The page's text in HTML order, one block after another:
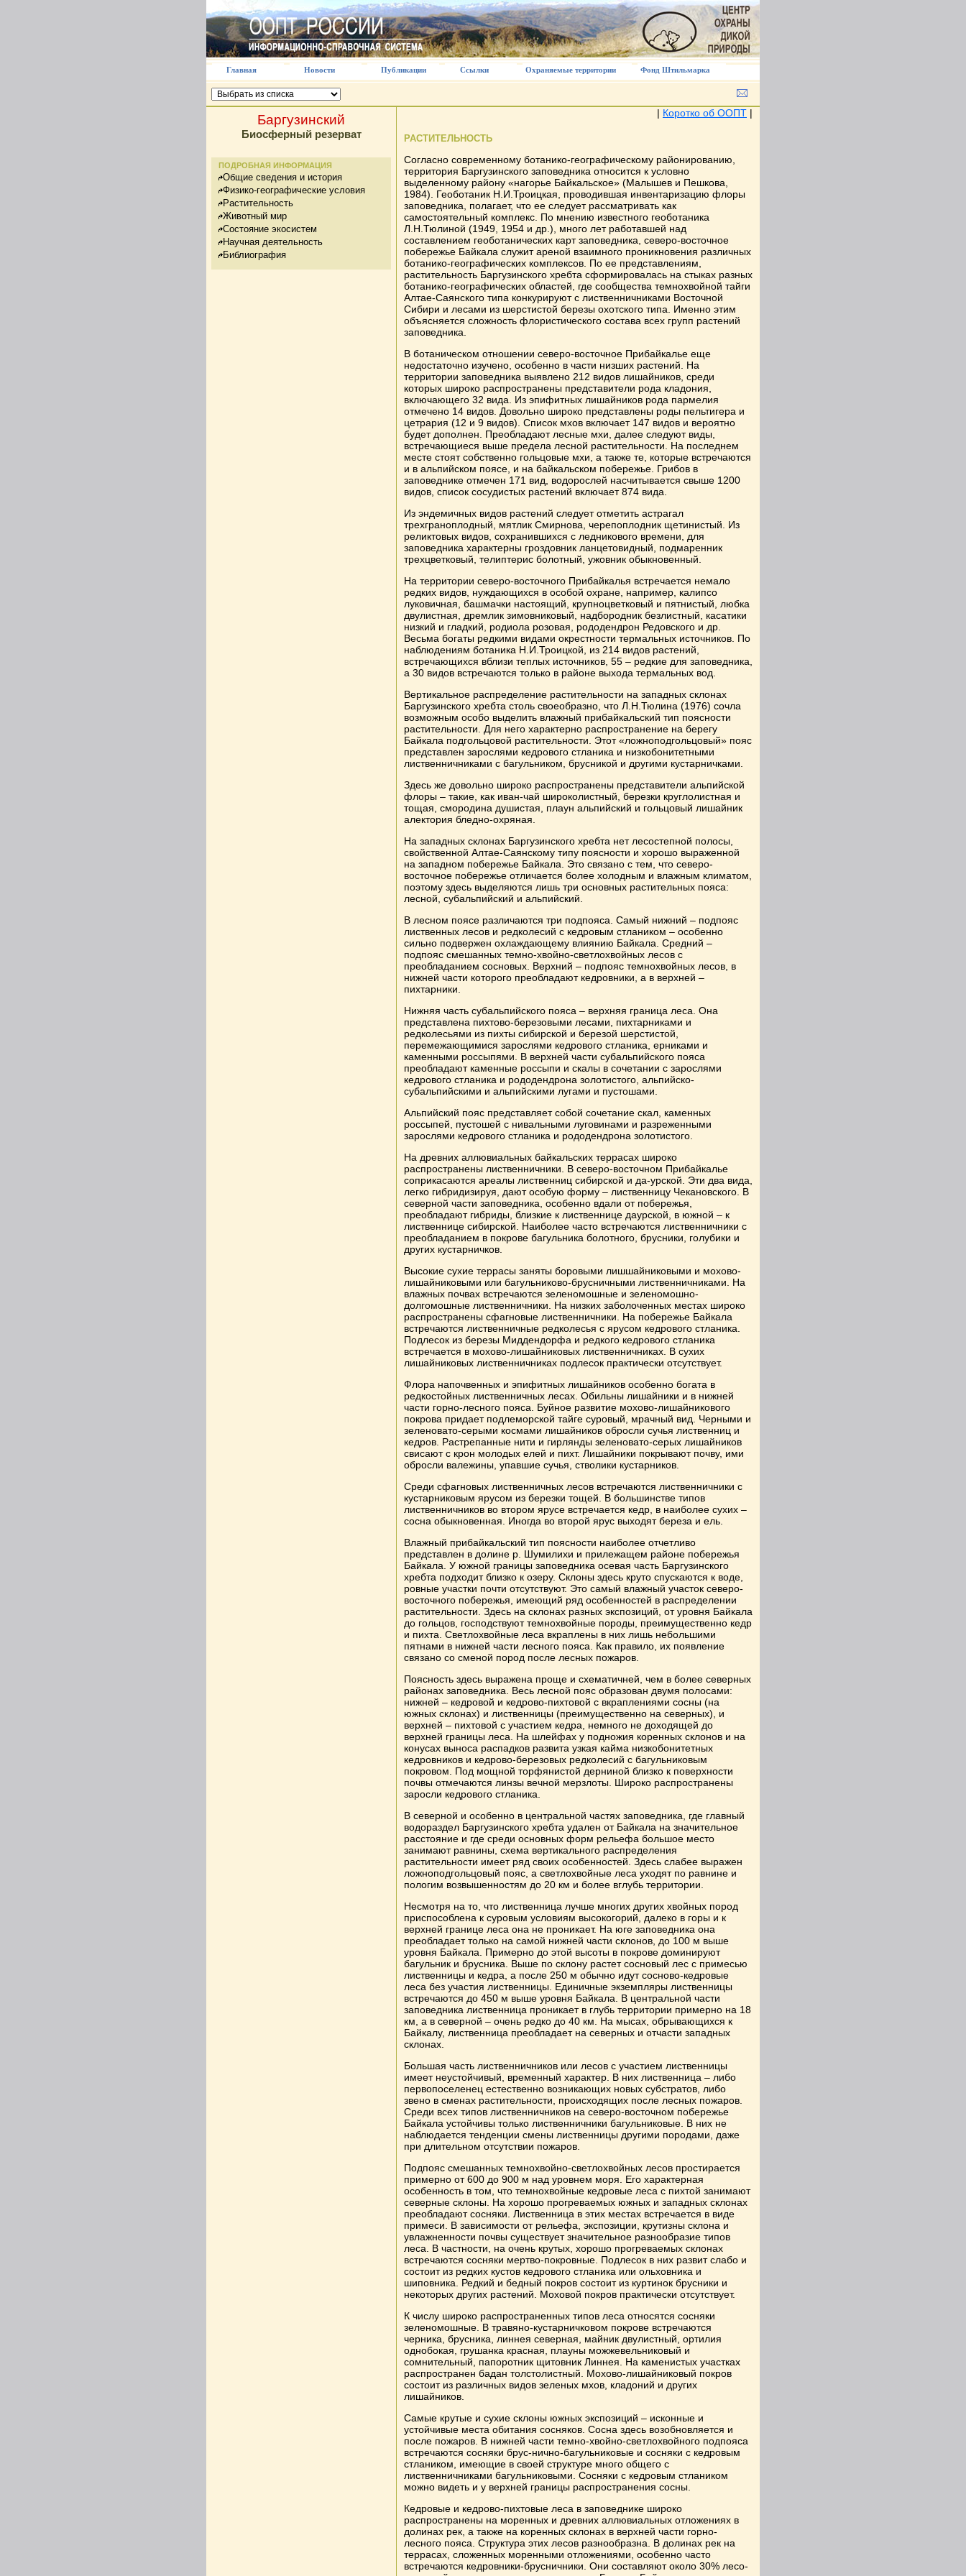
Главная Новости Публикации Ссылки Охраняемые территории Фонд Штильмарка
Баргузинский
Биосферный резерват
ПОДРОБНАЯ ИНФОРМАЦИЯ
Общие сведения и история
Физико-географические условия
Растительность
Животный мир
Состояние экосистем
Научная деятельность
Библиография
| Коротко об ООПТ |
РАСТИТЕЛЬНОСТЬ
Согласно современному ботанико-географическому районированию,
территория Баргузинского заповедника относится к условно
выделенному району «нагорье Байкальское» (Малышев и Пешкова,
1984). Геоботаник Н.И.Троицкая, проводившая инвентаризацию флоры
заповедника, полагает, что ее следует рассматривать как
самостоятельный комплекс. По мнению известного геоботаника
Л.Н.Тюлиной (1949, 1954 и др.), много лет работавшей над
составлением геоботанических карт заповедника, северо-восточное
побережье Байкала служит ареной взаимного проникновения различных
ботанико-географических комплексов. По ее представлениям,
растительность Баргузинского хребта сформировалась на стыках разных
ботанико-географических областей, где сообщества темнохвойной тайги
Алтае-Саянского типа конкурируют с лиственничниками Восточной
Сибири и лесами из шерстистой березы охотского типа. Именно этим
объясняется сложность флористического состава всех групп растений
заповедника.
В ботаническом отношении северо-восточное Прибайкалье еще
недостаточно изучено, особенно в части низших растений. На
территории заповедника выявлено 212 видов лишайников, среди
которых широко распространены представители рода кладония,
включающего 32 вида. Из эпифитных лишайников рода пармелия
отмечено 14 видов. Довольно широко представлены роды пельтигера и
цетрария (12 и 9 видов). Список мхов включает 147 видов и вероятно
будет дополнен. Преобладают лесные мхи, далее следуют виды,
встречающиеся выше предела лесной растительности. На последнем
месте стоят собственно гольцовые мхи, а также те, которые встречаются
и в альпийском поясе, и на байкальском побережье. Грибов в
заповеднике отмечен 171 вид, водорослей насчитывается свыше 1200
видов, список сосудистых растений включает 874 вида.
Из эндемичных видов растений следует отметить астрагал
трехграноплодный, мятлик Смирнова, черепоплодник щетинистый. Из
реликтовых видов, сохранившихся с ледникового времени, для
заповедника характерны гроздовник ланцетовидный, подмаренник
трехцветковый, телиптерис болотный, ужовник обыкновенный.
На территории северо-восточного Прибайкалья встречается немало
редких видов, нуждающихся в особой охране, например, калипсо
луковичная, башмачки настоящий, крупноцветковый и пятнистый, любка
двулистная, дремлик зимовниковый, надбородник безлистный, касатики
низкий и гладкий, родиола розовая, рододендрон Редовского и др.
Весьма богаты редкими видами окрестности термальных источников. По
наблюдениям ботаника Н.И.Троицкой, из 214 видов растений,
встречающихся вблизи теплых источников, 55 – редкие для заповедника,
а 30 видов встречаются только в районе выхода термальных вод.
Вертикальное распределение растительности на западных склонах
Баргузинского хребта столь своеобразно, что Л.Н.Тюлина (1976) сочла
возможным особо выделить влажный прибайкальский тип поясности
растительности. Для него характерно распространение на берегу
Байкала подгольцовой растительности. Этот «ложноподгольцовый» пояс
представлен зарослями кедрового стланика и низкобонитетными
лиственничниками с багульником, брусникой и другими кустарничками.
Здесь же довольно широко распространены представители альпийской
флоры – такие, как иван-чай широколистный, березки круглолистная и
тощая, смородина душистая, плаун альпийский и гольцовый лишайник
алектория бледно-охряная.
На западных склонах Баргузинского хребта нет лесостепной полосы,
свойственной Алтае-Саянскому типу поясности и хорошо выраженной
на западном побережье Байкала. Это связано с тем, что северо-
восточное побережье отличается более холодным и влажным климатом,
поэтому здесь выделяются лишь три основных растительных пояса:
лесной, субальпийский и альпийский.
В лесном поясе различаются три подпояса. Самый нижний – подпояс
лиственных лесов и редколесий с кедровым стлаником – особенно
сильно подвержен охлаждающему влиянию Байкала. Средний –
подпояс смешанных темно-хвойно-светлохвойных лесов с
преобладанием сосновых. Верхний – подпояс темнохвойных лесов, в
нижней части которого преобладают кедровники, а в верхней –
пихтарники.
Нижняя часть субальпийского пояса – верхняя граница леса. Она
представлена пихтово-березовыми лесами, пихтарниками и
редколесьями из пихты сибирской и березой шерстистой,
перемежающимися зарослями кедрового стланика, ерниками и
каменными россыпями. В верхней части субальпийского пояса
преобладают каменные россыпи и скалы в сочетании с зарослями
кедрового стланика и рододендрона золотистого, альпийско-
субальпийскими и альпийскими лугами и пустошами.
Альпийский пояс представляет собой сочетание скал, каменных
россыпей, пустошей с нивальными луговинами и разреженными
зарослями кедрового стланика и рододендрона золотистого.
На древних аллювиальных байкальских террасах широко
распространены лиственничники. В северо-восточном Прибайкалье
соприкасаются ареалы лиственниц сибирской и да-урской. Эти два вида,
легко гибридизируя, дают особую форму – лиственницу Чекановского. В
северной части заповедника, особенно вдали от побережья,
преобладают гибриды, близкие к лиственнице даурской, в южной – к
лиственнице сибирской. Наиболее часто встречаются лиственничники с
преобладанием в покрове багульника болотного, брусники, голубики и
других кустарничков.
Высокие сухие террасы заняты боровыми лишшайниковыми и мохово-
лишайниковыми или багульниково-брусничными лиственничниками. На
влажных почвах встречаются зеленомошные и зеленомошно-
долгомошные лиственничники. На низких заболоченных местах широко
распространены сфагновые лиственничники. На побережье Байкала
встречаются лиственничные редколесья с ярусом кедрового стланика.
Подлесок из березы Миддендорфа и редкого кедрового стланика
встречается в мохово-лишайниковых лиственничниках. В сухих
лишайниковых лиственничниках подлесок практически отсутствует.
Флора напочвенных и эпифитных лишайников особенно богата в
редкостойных лиственничных лесах. Обильны лишайники и в нижней
части горно-лесного пояса. Буйное развитие мохово-лишайникового
покрова придает подлеморской тайге суровый, мрачный вид. Черными и
зеленовато-серыми космами лишайников обросли сучья лиственниц и
кедров. Растрепанные нити и гирлянды зеленовато-серых лишайников
свисают с крон молодых елей и пихт. Лишайники покрывают почву, ими
обросли валежины, упавшие сучья, стволики кустарников.
Среди сфагновых лиственничных лесов встречаются лиственничники с
кустарниковым ярусом из березки тощей. В большинстве типов
лиственничников во втором ярусе встречается кедр, в наиболее сухих –
сосна обыкновенная. Иногда во второй ярус выходят береза и ель.
Влажный прибайкальский тип поясности наиболее отчетливо
представлен в долине р. Шумилихи и прилежащем районе побережья
Байкала. У южной границы заповедника осевая часть Баргузинского
хребта подходит близко к озеру. Склоны здесь круто спускаются к воде,
ровные участки почти отсутствуют. Это самый влажный участок северо-
восточного побережья, имеющий ряд особенностей в распределении
растительности. Здесь на склонах разных экспозиций, от уровня Байкала
до гольцов, господствуют темнохвойные породы, преимущественно кедр
и пихта. Светлохвойные леса вкраплены в них лишь небольшими
пятнами в нижней части лесного пояса. Как правило, их появление
связано со сменой пород после лесных пожаров.
Поясность здесь выражена проще и схематичней, чем в более северных
районах заповедника. Весь лесной пояс образован двумя полосами:
нижней – кедровой и кедрово-пихтовой с вкраплениями сосны (на
южных склонах) и лиственницы (преимущественно на северных), и
верхней – пихтовой с участием кедра, немного не доходящей до
верхней границы леса. На шлейфах у подножия коренных склонов и на
конусах выноса распадков развита узкая кайма низкобонитетных
кедровников и кедрово-березовых редколесий с багульниковым
покровом. Под мощной торфянистой дерниной близко к поверхности
почвы отмечаются линзы вечной мерзлоты. Широко распространены
заросли кедрового стланика.
В северной и особенно в центральной частях заповедника, где главный
водораздел Баргузинского хребта удален от Байкала на значительное
расстояние и где среди основных форм рельефа большое место
занимают равнины, схема вертикального распределения
растительности имеет ряд своих особенностей. Здесь слабее выражен
ложноподгольцовый пояс, а светлохвойные леса уходят по равнине и
пологим возвышенностям до 20 км и более вглубь территории.
Несмотря на то, что лиственница лучше многих других хвойных пород
приспособлена к суровым условиям высокогорий, далеко в горы и к
верхней границе леса она не проникает. На юге заповедника она
преобладает только на самой нижней части склонов, до 100 м выше
уровня Байкала. Примерно до этой высоты в покрове доминируют
багульник и брусника. Выше по склону растет сосновый лес с примесью
лиственницы и кедра, а после 250 м обычно идут сосново-кедровые
леса без участия лиственницы. Единичные экземпляры лиственницы
встречаются до 450 м выше уровня Байкала. В центральной части
заповедника лиственница проникает в глубь территории примерно на 18
км, а в северной – очень редко до 40 км. На мысах, обрывающихся к
Байкалу, лиственница преобладает на северных и отчасти западных
склонах.
Большая часть лиственничников или лесов с участием лиственницы
имеет неустойчивый, временный характер. В них лиственница – либо
первопоселенец естественно возникающих новых субстратов, либо
звено в сменах растительности, происходящих после лесных пожаров.
Среди всех типов лиственничников на северо-восточном побережье
Байкала устойчивы только лиственничники багульниковые. В них не
наблюдается тенденции смены лиственницы другими породами, даже
при длительном отсутствии пожаров.
Подпояс смешанных темнохвойно-светлохвойных лесов простирается
примерно от 600 до 900 м над уровнем моря. Его характерная
особенность в том, что темнохвойные кедровые леса с пихтой занимают
северные склоны. На хорошо прогреваемых южных и западных склонах
преобладают сосняки. Лиственница в этих местах встречается в виде
примеси. В зависимости от рельефа, экспозиции, крутизны склона и
увлажненности почвы существует значительное разнообразие типов
леса. В частности, на очень крутых, хорошо прогреваемых склонах
встречаются сосняки мертво-покровные. Подлесок в них развит слабо и
состоит из редких кустов кедрового стланика или ольховника и
шиповника. Редкий и бедный покров состоит из куртинок брусники и
некоторых других растений. Моховой покров практически отсутствует.
К числу широко распространенных типов леса относятся сосняки
зеленомошные. В травяно-кустарничковом покрове встречаются
черника, брусника, линнея северная, майник двулистный, ортилия
однобокая, грушанка красная, плауны можжевельниковый и
сомнительный, папоротник щитовник Линнея. На каменистых участках
распространен бадан толстолистный. Мохово-лишайниковый покров
состоит из различных видов зеленых мхов, кладоний и других
лишайников.
Самые крутые и сухие склоны южных экспозиций – исконные и
устойчивые места обитания сосняков. Сосна здесь возобновляется и
после пожаров. В нижней части темно-хвойно-светлохвойного подпояса
встречаются сосняки брус-нично-багульниковые и сосняки с кедровым
стлаником, имеющие в своей структуре много общего с
лиственничниками багульниковыми. Сосняки с кедровым стлаником
можно видеть и у верхней границы распространения сосны.
Кедровые и кедрово-пихтовые леса в заповеднике широко
распространены на моренных и древних аллювиальных отложениях в
долинах рек, а также на коренных склонах в верхней части горно-
лесного пояса. Структура этих лесов разнообразна. В долинах рек на
террасах, сложенных моренными отложениями, особенно часто
встречаются кедровники-брусничники. Они составляют около 30% лесо-